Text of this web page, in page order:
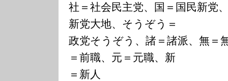
社＝社会民主党、国＝国民新党
新党大地、そうぞう＝
政党そうぞう、諸＝諸派、無＝
＝前職、元＝元職、新
＝新人